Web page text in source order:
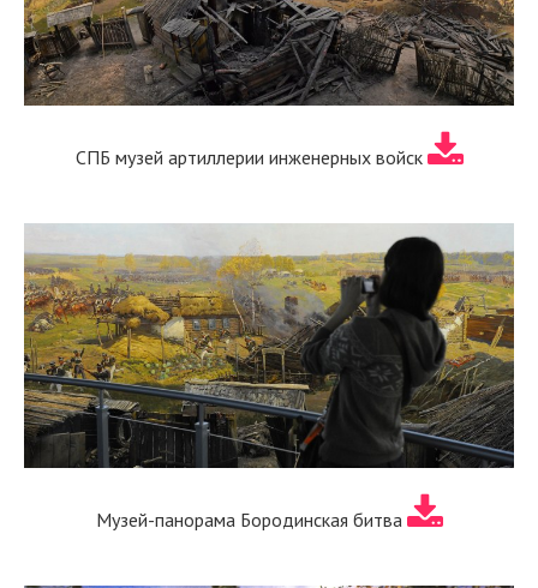
СПБ музей артиллерии инженерных войск
Музей-панорама Бородинская битва